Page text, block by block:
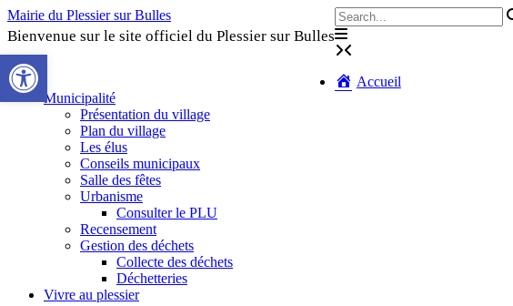
Skip
to
Mairie du Plessier sur Bulles
Bienvenue sur le site officiel du Plessier sur Bulles
Accueil
Municipalité
Présentation du village
Plan du village
Les élus
Conseils municipaux
Salle des fêtes
Urbanisme
Consulter le PLU
Recensement
Gestion des déchets
Collecte des déchets
Déchetteries
Vivre au plessier
Ouvrir la barre d’outils